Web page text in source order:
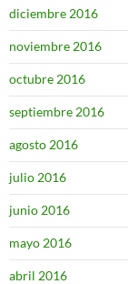
diciembre 2016
noviembre 2016
octubre 2016
septiembre 2016
agosto 2016
julio 2016
junio 2016
mayo 2016
abril 2016